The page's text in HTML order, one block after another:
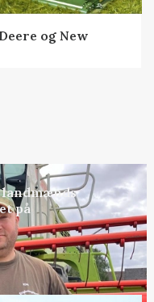
og New
landmænds
på